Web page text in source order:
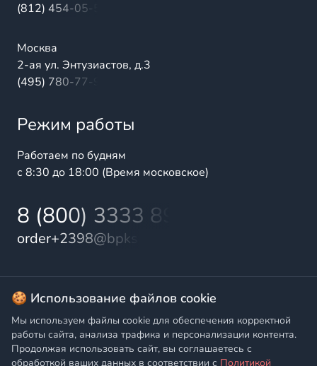
(812) 454-05-54
Москва
2-ая ул. Энтузиастов, д.3
(495) 780-77-98
Режим работы
Работаем по будням
с 8:30 до 18:00 (Время московское)
8 (800) 3333 899
order+2398@bpks.ru
© 2025 БалтПромКомплект — комплексные поставки
высококачественной продукции промышленного и
бытового назначения
Политика конфиденциальности,Согласие на обработку
🍪 Использование файлов cookie
Мы используем файлы cookie для обеспечения корректной
работы сайта, анализа трафика и персонализации контента.
Продолжая использовать сайт, вы соглашаетесь с
обработкой ваших данных в соответствии с Политикой